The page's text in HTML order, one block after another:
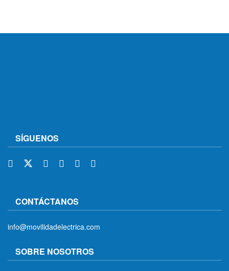
SÍGUENOS
CONTÁCTANOS
info@movilidadelectrica.com
SOBRE NOSOTROS